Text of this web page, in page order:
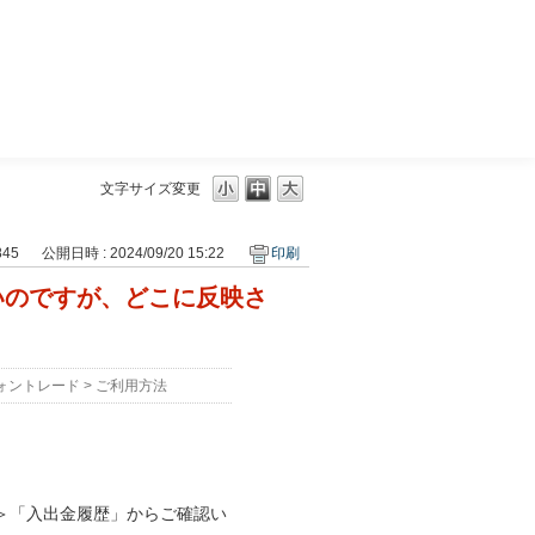
文字サイズ変更
公開日時 : 2024/09/20 15:22 印刷
ですが、どこに反映さ
ントレード > ご利用方法
「入出金履歴」からご確認い